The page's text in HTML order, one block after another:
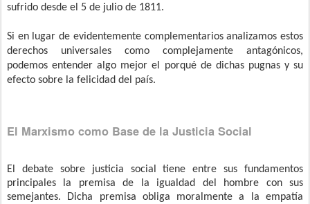
sufrido desde el 5 de julio de 1811.
Si en lugar de evidentemente complementarios analizamos estos
derechos universales como complejamente antagónicos,
podemos entender algo mejor el porqué de dichas pugnas y su
efecto sobre la felicidad del país.
El Marxismo como Base de la Justicia Social
El debate sobre justicia social tiene entre sus fundamentos
principales la premisa de la igualdad del hombre con sus
semejantes. Dicha premisa obliga moralmente a la empatía